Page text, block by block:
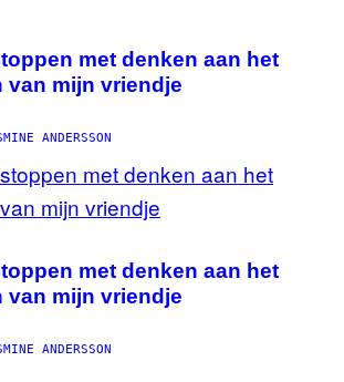
met denken aan het
van mijn vriendje
ANDERSSON
met denken aan het
van mijn vriendje
ANDERSSON